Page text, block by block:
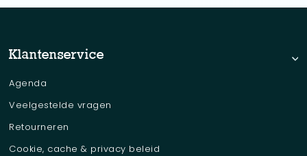
Klantenservice
Agenda
Veelgestelde vragen
Retourneren
Cookie, cache & privacy beleid